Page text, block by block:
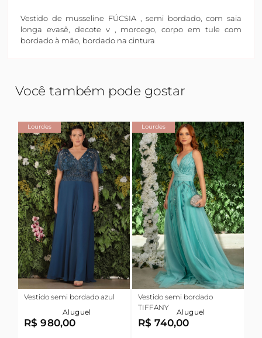
Vestido de musseline FÚCSIA , semi bordado, com saia
longa evasê, decote v , morcego, corpo em tule com
bordado à mão, bordado na cintura
Você também pode gostar
Lourdes
Vestido semi bordado azul
Aluguel
R$ 980,00
Lourdes
Vestido semi bordado
TIFFANY
Aluguel
R$ 740,00